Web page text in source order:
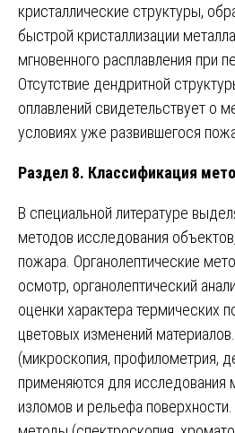
кристаллические структуры,
быстрой кристаллизации
мгновенного расплавления при
Отсутствие дендритной
оплавлений свидетельствует о
условиях уже развившегося
Раздел 8. Классификация
В специальной литературе
методов исследования
пожара. Органолептические
осмотр, органолептический
оценки характера термических
цветовых изменений
(микроскопия, профилометрия,
применяются для исследования
изломов и рельефа